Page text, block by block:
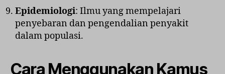
Epidemiologi: Ilmu yang mempelajari
penyebaran dan pengendalian penyakit
dalam populasi.
Cara Menggunakan Kamus